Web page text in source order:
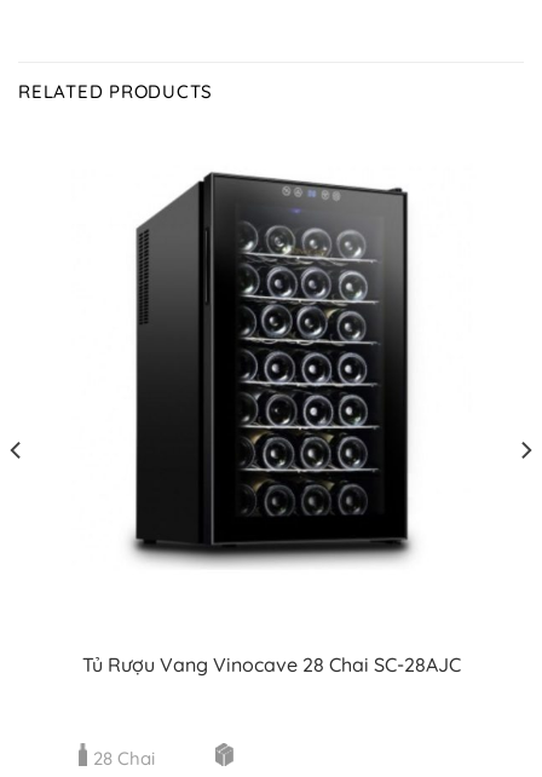
RELATED PRODUCTS
Tủ Rượu Vang Vinocave 28 Chai SC-28AJC
28 Chai